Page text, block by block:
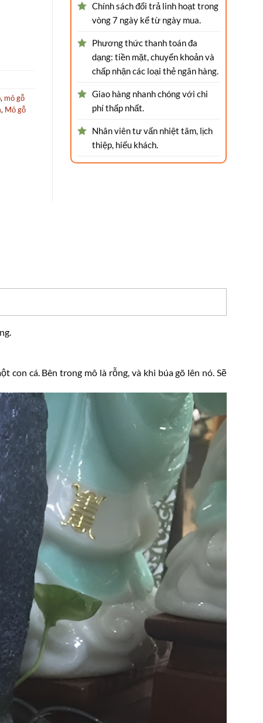
, mỏ gỗ
, Mỏ gỗ
Chính sách đổi trả linh hoạt trong
vòng 7 ngày kể từ ngày mua.
Phương thức thanh toán đa
dạng: tiền mặt, chuyển khoản và
chấp nhận các loại thẻ ngân hàng.
Giao hàng nhanh chóng với chi
phí thấp nhất.
Nhân viên tư vấn nhiệt tâm, lịch
thiệp, hiếu khách.
cá. Bên trong mô là rỗng, và khi búa gõ lên nó. Sẽ